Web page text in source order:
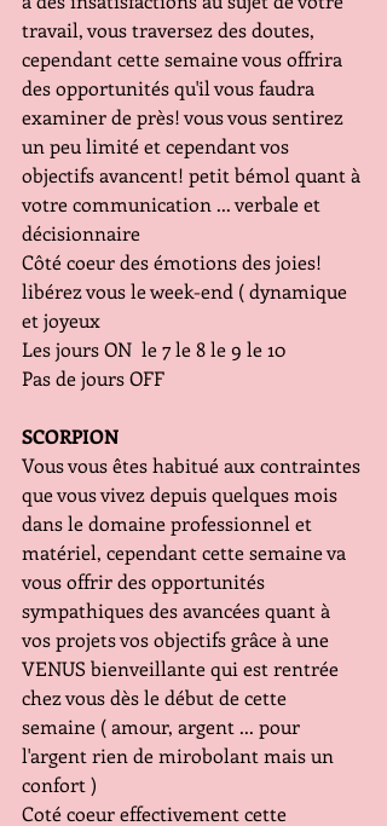
travail, vous traversez des doutes,
cependant cette semaine vous offrira
des opportunités qu'il vous faudra
examiner de près! vous vous sentirez
un peu limité et cependant vos
objectifs avancent! petit bémol quant à
votre communication ... verbale et
décisionnaire
Côté coeur des émotions des joies!
libérez vous le week-end ( dynamique
et joyeux
Les jours ON  le 7 le 8 le 9 le 10
Pas de jours OFF
SCORPION
Vous vous êtes habitué aux contraintes
que vous vivez depuis quelques mois
dans le domaine professionnel et
matériel, cependant cette semaine va
vous offrir des opportunités
sympathiques des avancées quant à
vos projets vos objectifs grâce à une
VENUS bienveillante qui est rentrée
chez vous dès le début de cette
semaine ( amour, argent ... pour
l'argent rien de mirobolant mais un
confort )
Coté coeur effectivement cette